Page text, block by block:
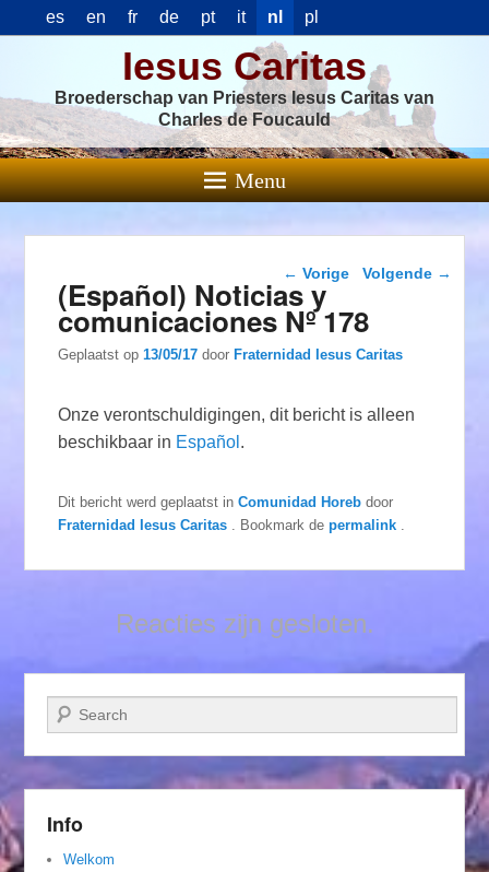
es en fr de pt it nl pl
Iesus Caritas
Broederschap van Priesters Iesus Caritas van
Charles de Foucauld
Menu
Berichtnavigatie
← Vorige Volgende →
(Español) Noticias y
comunicaciones Nº 178
Geplaatst op13/05/17 doorFraternidad Iesus Caritas
Onze verontschuldigingen, dit bericht is alleen
beschikbaar in Español .
Dit bericht werd geplaatst inComunidad Horeb door
Fraternidad Iesus Caritas
. Bookmark depermalink
Reacties zijn gesloten.
Zoeken
Info
Welkom